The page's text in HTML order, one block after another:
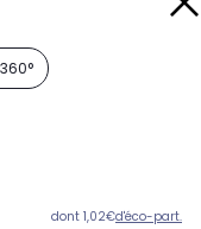
dont 1,02€d'éco-part.